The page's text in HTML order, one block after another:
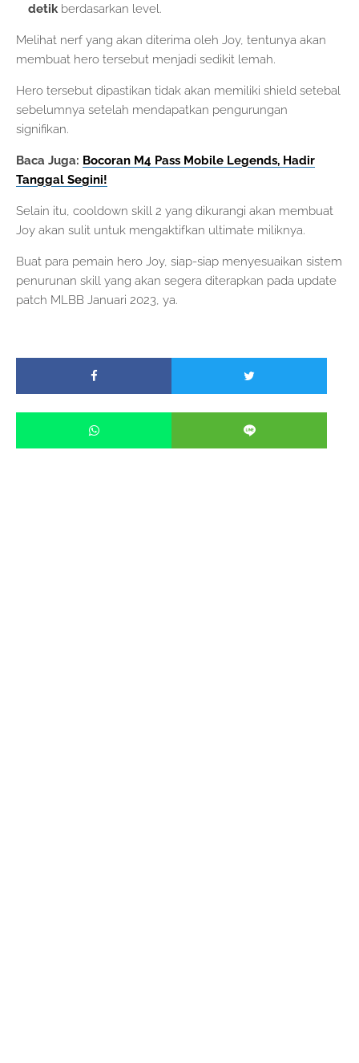
detikberdasarkan level.
Melihat nerf yang akan diterima oleh Joy, tentunya akan
membuat hero tersebut menjadi sedikit lemah.
Hero tersebut dipastikan tidak akan memiliki shield setebal
sebelumnya setelah mendapatkan pengurungan
signifikan.
Baca Juga: Bocoran M4 Pass Mobile Legends, Hadir
Tanggal Segini!
Selain itu, cooldown skill 2 yang dikurangi akan membuat
Joy akan sulit untuk mengaktifkan ultimate miliknya.
Buat para pemain hero Joy, siap-siap menyesuaikan sistem
penurunan skill yang akan segera diterapkan pada update
patch MLBB Januari 2023, ya.